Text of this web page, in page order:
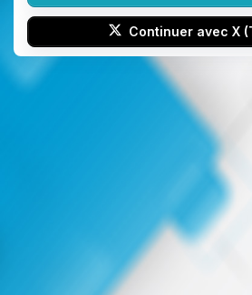
Continuer avec X